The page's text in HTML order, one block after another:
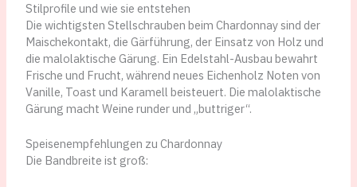
Stilprofile und wie sie entstehen
Die wichtigsten Stellschrauben beim Chardonnay sind der
Maischekontakt, die Gärführung, der Einsatz von Holz und
die malolaktische Gärung. Ein Edelstahl-Ausbau bewahrt
Frische und Frucht, während neues Eichenholz Noten von
Vanille, Toast und Karamell beisteuert. Die malolaktische
Gärung macht Weine runder und „buttriger“.
Speisenempfehlungen zu Chardonnay
Die Bandbreite ist groß: